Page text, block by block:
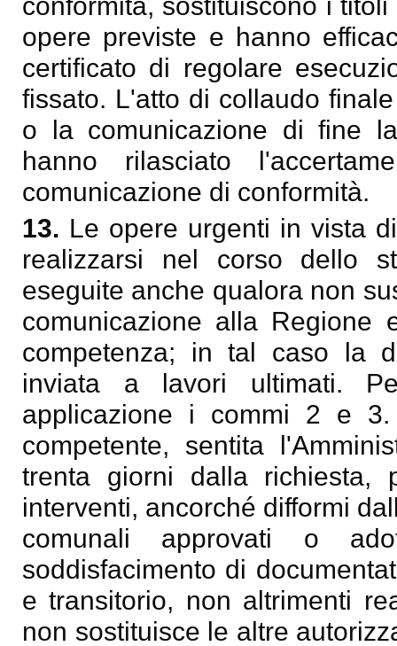
opere previste e hanno
certificato di regolare
fissato. L'atto di collaudo
o la comunicazione di fine
hanno rilasciato
comunicazione di conformità.
13. Le opere urgenti in vista
realizzarsi nel corso dello
eseguite anche qualora non
comunicazione alla
competenza; in tal caso la
inviata a lavori ultimati.
applicazione i commi 2 e
competente, sentita
trenta giorni dalla richiesta,
interventi, ancorché difformi
comunali approvati o
soddisfacimento di
e transitorio, non altrimenti
non sostituisce le altre